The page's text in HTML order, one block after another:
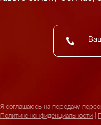
Я соглашаюсь на передачу
Политике конфиденциальности